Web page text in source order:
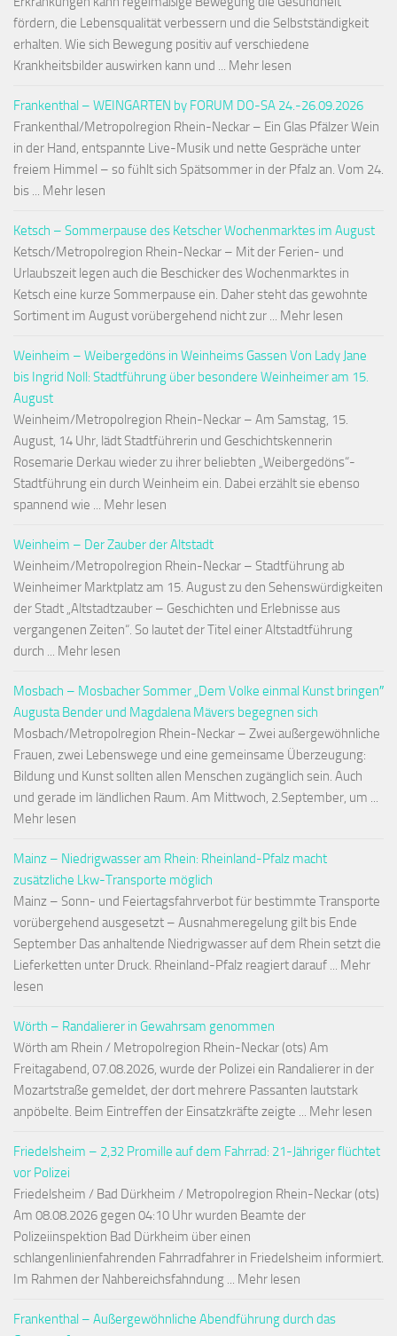
fördern, die Lebensqualität verbessern und die Selbstständigkeit
erhalten. Wie sich Bewegung positiv auf verschiedene
Krankheitsbilder auswirken kann und ... Mehr lesen
Frankenthal – WEINGARTEN by FORUM DO-SA 24.-26.09.2026
Frankenthal/Metropolregion Rhein-Neckar – Ein Glas Pfälzer Wein
in der Hand, entspannte Live-Musik und nette Gespräche unter
freiem Himmel – so fühlt sich Spätsommer in der Pfalz an. Vom 24.
bis ... Mehr lesen
Ketsch – Sommerpause des Ketscher Wochenmarktes im August
Ketsch/Metropolregion Rhein-Neckar – Mit der Ferien- und
Urlaubszeit legen auch die Beschicker des Wochenmarktes in
Ketsch eine kurze Sommerpause ein. Daher steht das gewohnte
Sortiment im August vorübergehend nicht zur ... Mehr lesen
Weinheim – Weibergedöns in Weinheims Gassen Von Lady Jane
bis Ingrid Noll: Stadtführung über besondere Weinheimer am 15.
August
Weinheim/Metropolregion Rhein-Neckar – Am Samstag, 15.
August, 14 Uhr, lädt Stadtführerin und Geschichtskennerin
Rosemarie Derkau wieder zu ihrer beliebten „Weibergedöns“-
Stadtführung ein durch Weinheim ein. Dabei erzählt sie ebenso
spannend wie ... Mehr lesen
Weinheim – Der Zauber der Altstadt
Weinheim/Metropolregion Rhein-Neckar – Stadtführung ab
Weinheimer Marktplatz am 15. August zu den Sehenswürdigkeiten
der Stadt „Altstadtzauber – Geschichten und Erlebnisse aus
vergangenen Zeiten“. So lautet der Titel einer Altstadtführung
durch ... Mehr lesen
Mosbach – Mosbacher Sommer „Dem Volke einmal Kunst bringen″
Augusta Bender und Magdalena Mävers begegnen sich
Mosbach/Metropolregion Rhein-Neckar – Zwei außergewöhnliche
Frauen, zwei Lebenswege und eine gemeinsame Überzeugung:
Bildung und Kunst sollten allen Menschen zugänglich sein. Auch
und gerade im ländlichen Raum. Am Mittwoch, 2.September, um ...
Mehr lesen
Mainz – Niedrigwasser am Rhein: Rheinland-Pfalz macht
zusätzliche Lkw-Transporte möglich
Mainz – Sonn- und Feiertagsfahrverbot für bestimmte Transporte
vorübergehend ausgesetzt – Ausnahmeregelung gilt bis Ende
September Das anhaltende Niedrigwasser auf dem Rhein setzt die
Lieferketten unter Druck. Rheinland-Pfalz reagiert darauf ... Mehr
lesen
Wörth – Randalierer in Gewahrsam genommen
Wörth am Rhein / Metropolregion Rhein-Neckar (ots) Am
Freitagabend, 07.08.2026, wurde der Polizei ein Randalierer in der
Mozartstraße gemeldet, der dort mehrere Passanten lautstark
anpöbelte. Beim Eintreffen der Einsatzkräfte zeigte ... Mehr lesen
Friedelsheim – 2,32 Promille auf dem Fahrrad: 21-Jähriger flüchtet
vor Polizei
Friedelsheim / Bad Dürkheim / Metropolregion Rhein-Neckar (ots)
Am 08.08.2026 gegen 04:10 Uhr wurden Beamte der
Polizeiinspektion Bad Dürkheim über einen
schlangenlinienfahrenden Fahrradfahrer in Friedelsheim informiert.
Im Rahmen der Nahbereichsfahndung ... Mehr lesen
Frankenthal – Außergewöhnliche Abendführung durch das